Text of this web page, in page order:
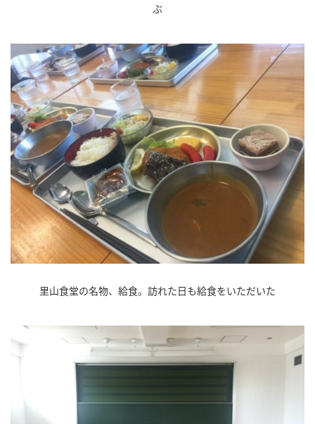
ぶ
里山食堂の名物、給食。訪れた日も給食をいただいた